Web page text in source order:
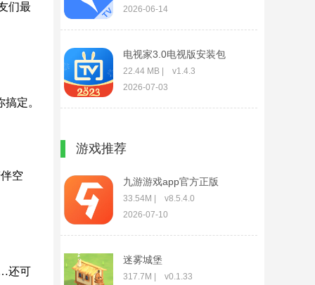
们最
定。
空
还可
2026-06-14
电视家3.0电视版安装包
22.44 MB | v1.4.3
2026-07-03
14.39 MB | v1.6.0
游戏推荐
九游游戏app官方正版
33.54M | v8.5.4.0
2026-07-10
迷雾城堡
317.7M | v0.1.33